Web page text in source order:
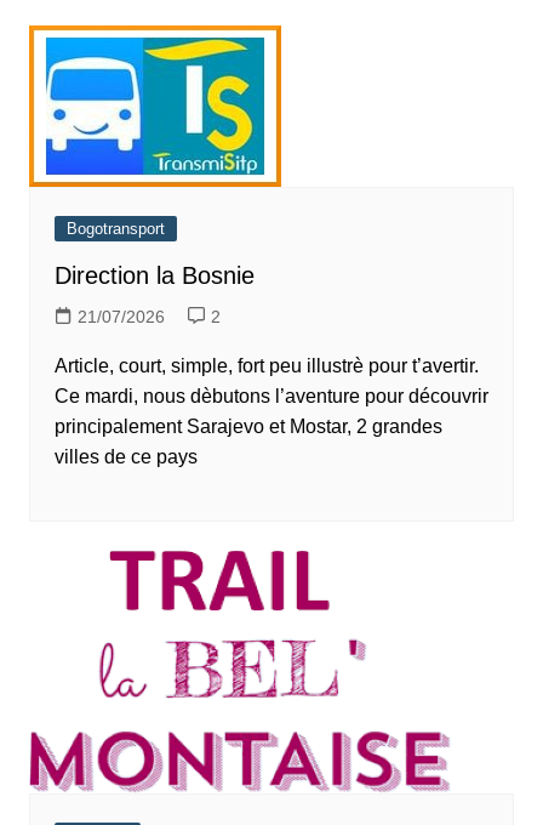
Bogotransport
Direction la Bosnie
21/07/2026 2
Article, court, simple, fort peu illustrè pour t’avertir.
Ce mardi, nous dèbutons l’aventure pour découvrir
principalement Sarajevo et Mostar, 2 grandes
villes de ce pays